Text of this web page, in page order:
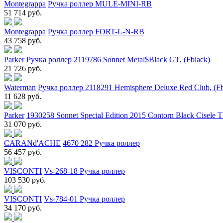
Montegrappa Ручка роллер MULE-MINI-RB
51 714 руб.
Montegrappa Ручка роллер FORT-L-N-RB
43 758 руб.
Parker Ручка роллер 2119786 Sonnet Metal$Black GT, (Fblack)
21 726 руб.
Waterman Ручка роллер 2118291 Hemisphere Deluxe Red Club,
11 628 руб.
Parker 1930258 Sonnet Special Edition 2015 Contorn Black Cisele
31 070 руб.
CARANd'ACHE 4670 282 Ручка роллер
56 457 руб.
VISCONTI Vs-268-18 Ручка роллер
103 530 руб.
VISCONTI Vs-784-01 Ручка роллер
34 170 руб.